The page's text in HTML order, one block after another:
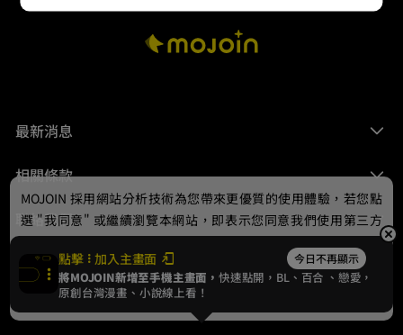
最新消息
相關條款
聯絡我們
© 2024 gamania Digital Entertainment Co., Ltd.
點擊 加入主畫面 今日不再顯示
將MOJOIN新增至手機主畫面，快速點開，BL、 百合 、戀愛，
原創台灣漫畫、小說線上看！
MOJOIN 採用網站分析技術為您帶來更優質的使用體驗，若您點
選 "我同意" 或繼續瀏覽本網站，即表示您同意我們使用第三方
Cookie，欲瞭解更多資訊請見隱私權政策。
我同意